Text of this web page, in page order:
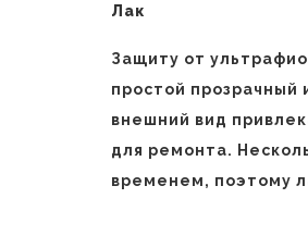
Лак
Защиту от
простой прозрачный
внешний вид
для ремонта.
временем, поэтому